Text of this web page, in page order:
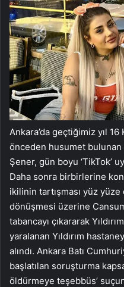
Ankara’da geçtiğimiz yıl 16
önceden husumet bulunan
Şener, gün boyu ‘TikTok’
Daha sonra birbirlerine
ikilinin tartışması yüz
dönüşmesi üzerine
tabancayı çıkararak
yaralanan Yıldırım
alındı. Ankara Batı
başlatılan soruşturma
öldürmeye teşebbüs’